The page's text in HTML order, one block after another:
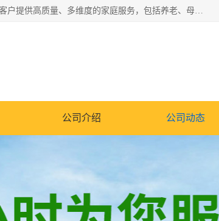
深圳市柏林家政有限公司是一家服务于深圳市民的专业家政公司。致力于为客户提供高质量、多维度的家庭服务，包括养老、母婴、月嫂育婴早教、康复理疗、家电清洗和保洁等方面的专业服务。
公司介绍 公司动态